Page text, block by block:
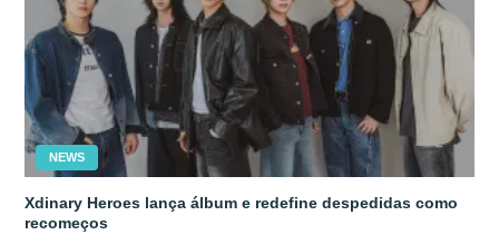
NEWS
Xdinary Heroes lança álbum e redefine despedidas como
recomeços